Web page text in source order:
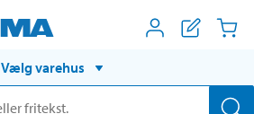
Vælg varehus